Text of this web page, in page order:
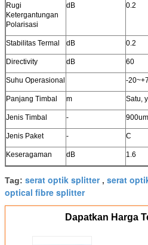
Rugi
Ketergantungan
Polarisasi
dB 0.2
Stabilitas Termal dB 0.2
Directivity dB 60
Suhu Operasional -
Panjang Timbal m Satu,
Jenis Timbal -
Jenis Paket - C
Keseragaman dB 1.6
Tag: serat optik splitter, serat
optical fibre splitter
Dapatkan Harga